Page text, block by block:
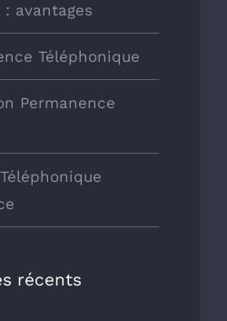
avantages
Téléphonique
Permanence
récents